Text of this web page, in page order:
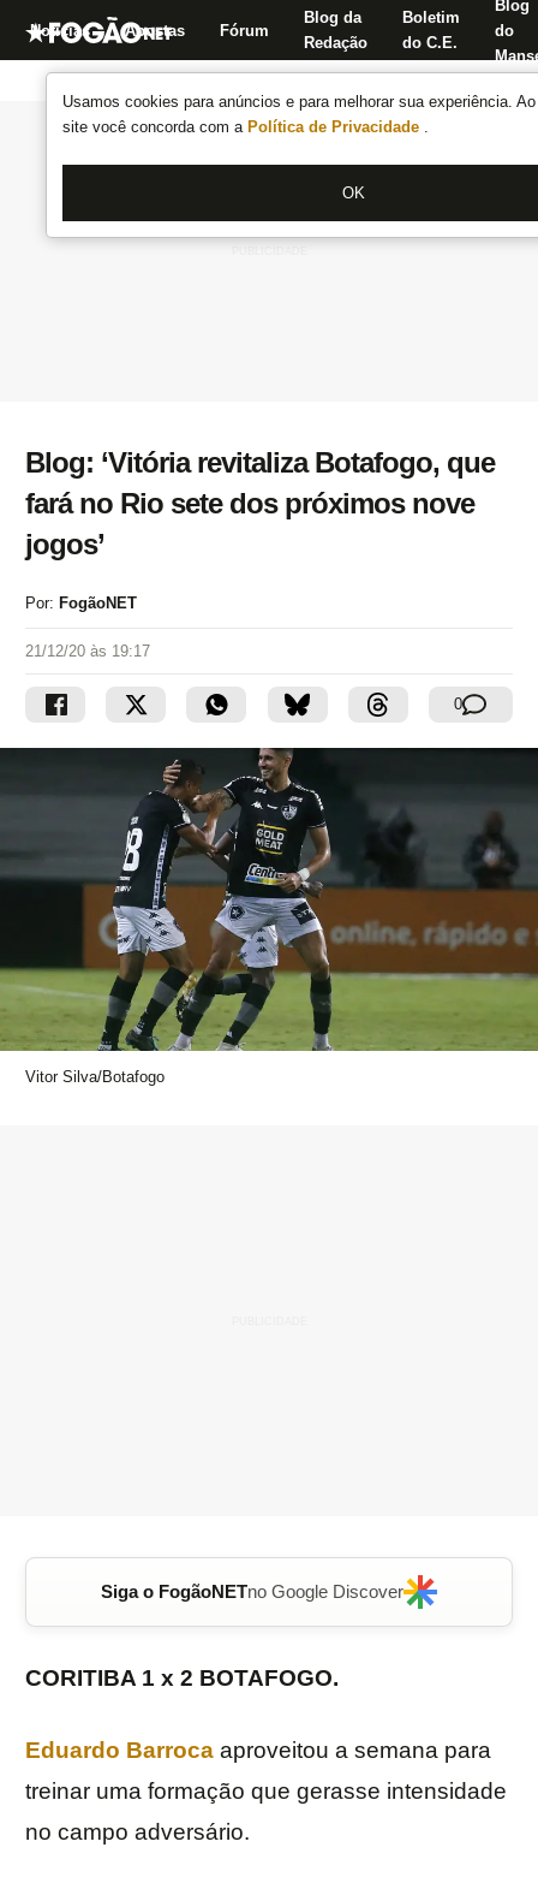
Usamos cookies para anúncios e para melhorar sua experiência.
site você concorda com a Política de Privacidade .
OK
Notícias Apostas Fórum
Blog da
Redação
Boletim
do C.E.
Blog
do
Blog: ‘Vitória revitaliza Botafogo, que
fará no Rio sete dos próximos nove
jogos’
Por: FogãoNET
21/12/20 às 19:17
0
Vitor Silva/Botafogo
Siga o FogãoNETno Google Discover
CORITIBA 1 x 2 BOTAFOGO.
Eduardo Barroca aproveitou a semana para
treinar uma formação que gerasse intensidade
no campo adversário.